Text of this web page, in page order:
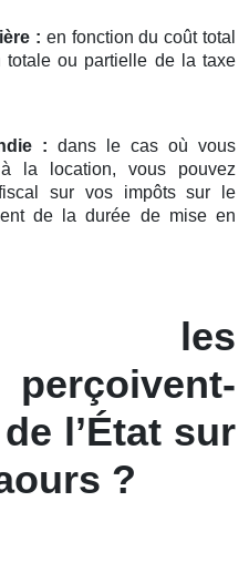
: en fonction du coût total
totale ou partielle de la taxe
: dans le cas où vous
la location, vous pouvez
sur vos impôts sur le
de la durée de mise en
les
l’État sur
?